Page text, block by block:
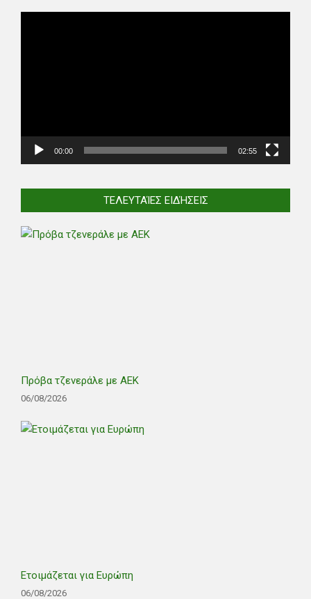
00:00 02:55
ΤΕΛΕΥΤΑΊΕΣ ΕΙΔΉΣΕΙΣ
Πρόβα τζενεράλε με ΑΕΚ
06/08/2026
Ετοιμάζεται για Ευρώπη
06/08/2026